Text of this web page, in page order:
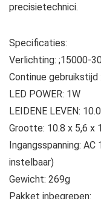
precisietechnici.
Specificaties:
Verlichting: ;15000-
Continue gebruikstijd
LED POWER: 1W
LEIDENE LEVEN:
Grootte: 10.8 x 5,6 x
Ingangsspanning:
instelbaar)
Gewicht: 269g
Pakket inbegrepen: